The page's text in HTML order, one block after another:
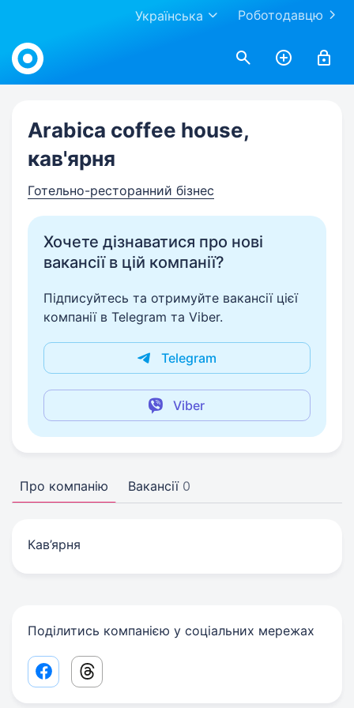
Роботодавцю
Українська
Work.ua
Arabica coffee house,
кав'ярня
Готельно-ресторанний бізнес
Хочете дізнаватися про нові
вакансії в цій компанії?
Підписуйтесь та отримуйте вакансії цієї
компанії в Telegram та Viber.
Telegram
Viber
Про компанію Вакансії 0
Кав’ярня
Поділитись компанією у соціальних мережах
Facebook share link
Threads share link